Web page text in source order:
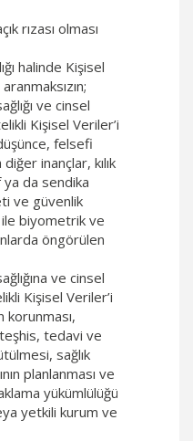
rızası olması
halinde Kişisel
ve cinsel
Kişisel Veriler’i
felsefi
inançlar, kılık
ya da sendika
ve güvenlik
biyometrik ve
öngörülen
ve cinsel
Kişisel Veriler’i
korunması,
tedavi ve
sağlık
planlanması ve
yükümlülüğü
yetkili kurum ve